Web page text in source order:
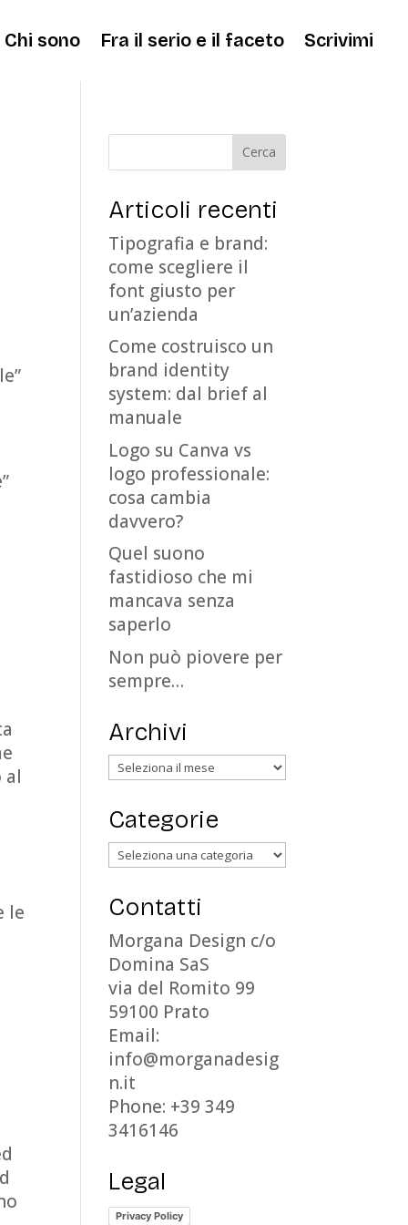
Chi sono Fra il serio e il faceto Scrivimi
al
le
Articoli recenti
Tipografia e brand:
come scegliere il
font giusto per
un’azienda
Come costruisco un
brand identity
system: dal brief al
manuale
Logo su Canva vs
logo professionale:
cosa cambia
davvero?
Quel suono
fastidioso che mi
mancava senza
saperlo
Non può piovere per
sempre…
Archivi
Archivi
Categorie
Categorie
Contatti
Morgana Design c/o
Domina SaS
via del Romito 99
59100 Prato
Email:
info@morganadesig
n.it
Phone: +39 349
3416146
Legal
Privacy Policy